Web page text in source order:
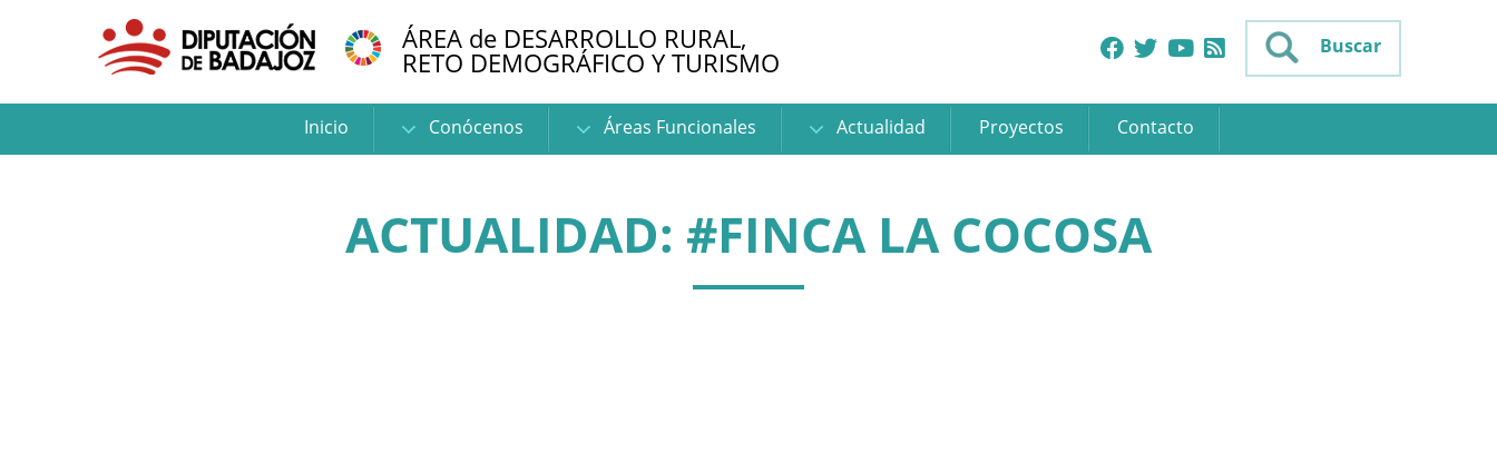
ÁREA de DESARROLLO RURAL,
RETO DEMOGRÁFICO Y TURISMO Buscar
Inicio Conócenos Áreas Funcionales Actualidad Proyectos Contacto
ACTUALIDAD: #FINCA LA COCOSA